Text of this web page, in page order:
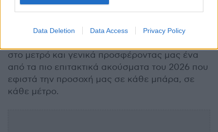
Data Deletion Data Access Privacy Policy
τσαχπίνικη, αλλά επιθετική και υπεροπτική
ερμηνευτικό της επίπεδο, δίνοντας ανά στιγμές
στο μετρό και γενικά προσφέροντας μας ένα
από τα πιο επιτακτικά ακούσματα του 2026 που
εφιστά την προσοχή μας σε κάθε μπάρα, σε
κάθε μέτρο.